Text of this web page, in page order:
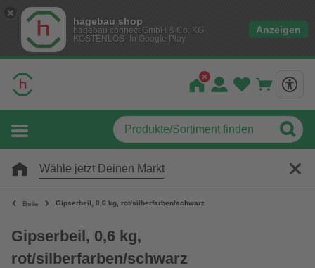
hagebau shop
hagebau connect GmbH & Co. KG
KOSTENLOS- In Google Play
Anzeigen
Wähle jetzt Deinen Markt
Beile Gipserbeil, 0,6 kg, rot/silberfarben/schwarz
Gipserbeil, 0,6 kg,
rot/silberfarben/schwarz